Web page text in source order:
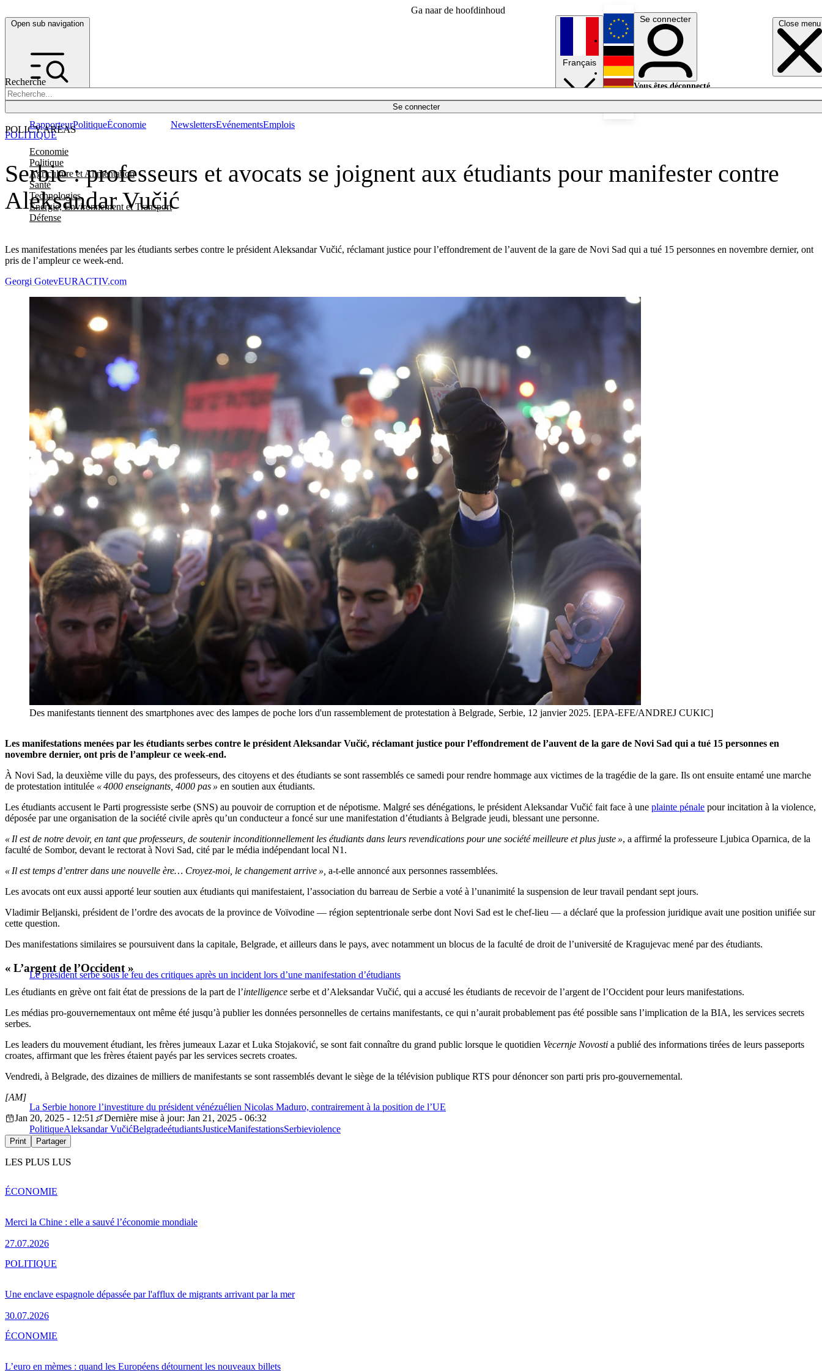
Ga naar de hoofdinhoud
Open sub navigation Close menu
Recherche
Se connecter
POLICY AREAS
Economie
Politique
Agriculture et Alimentation
Santé
Technologies
Energie, Environnement et Transport
Défense
RapporteurPolitiqueÉconomie NewslettersEvénementsEmplois
Français
English
Deutsch
Se connecter
Vous êtes déconnecté.
Serbie : professeurs et avocats se joignent aux étudiants pour manifester contre
Aleksandar Vučić
Les manifestations menées par les étudiants serbes contre le président Aleksandar Vučić, réclamant justice pour l’effondrement de l’auvent de la gare de Novi Sad qui a tué 15 personnes en novembre dernier, ont
pris de l’ampleur ce week-end.
POLITIQUE
Georgi GotevEURACTIV.com
Des manifestants tiennent des smartphones avec des lampes de poche lors d'un rassemblement de protestation à Belgrade, Serbie, 12 janvier 2025. [EPA-EFE/ANDREJ CUKIC]
Les manifestations menées par les étudiants serbes contre le président Aleksandar Vučić, réclamant justice pour l’effondrement de l’auvent de la gare de Novi Sad qui a tué 15 personnes en
novembre dernier, ont pris de l’ampleur ce week-end.
À Novi Sad, la deuxième ville du pays, des professeurs, des citoyens et des étudiants se sont rassemblés ce samedi pour rendre hommage aux victimes de la tragédie de la gare. Ils ont ensuite entamé une marche
de protestation intitulée « 4000 enseignants, 4000 pas » en soutien aux étudiants.
Les étudiants accusent le Parti progressiste serbe (SNS) au pouvoir de corruption et de népotisme. Malgré ses dénégations, le président Aleksandar Vučić fait face à une plainte pénale pour incitation à la violence,
déposée par une organisation de la société civile après qu’un conducteur a foncé sur une manifestation d’étudiants à Belgrade jeudi, blessant une personne.
« Il est de notre devoir, en tant que professeurs, de soutenir inconditionnellement les étudiants dans leurs revendications pour une société meilleure et plus juste », a affirmé la professeure Ljubica Oparnica, de la
faculté de Sombor, devant le rectorat à Novi Sad, cité par le média indépendant local N1.
« Il est temps d’entrer dans une nouvelle ère… Croyez-moi, le changement arrive », a-t-elle annoncé aux personnes rassemblées.
Les avocats ont eux aussi apporté leur soutien aux étudiants qui manifestaient, l’association du barreau de Serbie a voté à l’unanimité la suspension de leur travail pendant sept jours.
Vladimir Beljanski, président de l’ordre des avocats de la province de Voïvodine — région septentrionale serbe dont Novi Sad est le chef-lieu — a déclaré que la profession juridique avait une position unifiée sur
cette question.
Des manifestations similaires se poursuivent dans la capitale, Belgrade, et ailleurs dans le pays, avec notamment un blocus de la faculté de droit de l’université de Kragujevac mené par des étudiants.
Le président serbe sous le feu des critiques après un incident lors d’une manifestation d’étudiants
« L’argent de l’Occident »
Les étudiants en grève ont fait état de pressions de la part de l’intelligence serbe et d’Aleksandar Vučić, qui a accusé les étudiants de recevoir de l’argent de l’Occident pour leurs manifestations.
Les médias pro-gouvernementaux ont même été jusqu’à publier les données personnelles de certains manifestants, ce qui n’aurait probablement pas été possible sans l’implication de la BIA, les services secrets
serbes.
Les leaders du mouvement étudiant, les frères jumeaux Lazar et Luka Stojaković, se sont fait connaître du grand public lorsque le quotidien Vecernje Novosti a publié des informations tirées de leurs passeports
croates, affirmant que les frères étaient payés par les services secrets croates.
Vendredi, à Belgrade, des dizaines de milliers de manifestants se sont rassemblés devant le siège de la télévision publique RTS pour dénoncer son parti pris pro-gouvernemental.
La Serbie honore l’investiture du président vénézuélien Nicolas Maduro, contrairement à la position de l’UE
[AM]
Jan 20, 2025 - 12:51
Dernière mise à jour: Jan 21, 2025 - 06:32
PolitiqueAleksandar VučićBelgradeétudiantsJusticeManifestationsSerbieviolence
Print Partager
LES PLUS LUS
Merci la Chine : elle a sauvé l’économie mondiale
27.07.2026
ÉCONOMIE
Une enclave espagnole dépassée par l'afflux de migrants arrivant par la mer
30.07.2026
POLITIQUE
L’euro en mèmes : quand les Européens détournent les nouveaux billets
ÉCONOMIE